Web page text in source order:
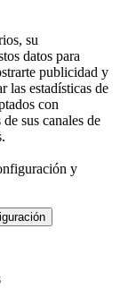
su
datos para
publicidad y
las estadísticas de
con
sus canales de
y